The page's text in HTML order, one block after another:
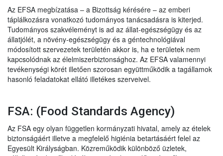
Az EFSA megbízatása – a Bizottság kérésére – az emberi
táplálkozásra vonatkozó tudományos tanácsadásra is kiterjed.
Tudományos szakvéleményt is ad az állat-egészségügy és az
állatjólét, a növény-egészségügy és a géntechnológiával
módosított szervezetek területén akkor is, ha e területek nem
kapcsolódnak az élelmiszerbiztonsághoz. Az EFSA valamennyi
tevékenységi körét illetően szorosan együttműködik a tagállamok
hasonló feladatokat ellátó illetékes szerveivel.
FSA: (Food Standards Agency)
Az FSA egy olyan független kormányzati hivatal, amely az ételek
biztonságáért illetve a megfelelő higiénia betartásáért felel az
Egyesült Királyságban. Közreműködik különböző üzletek,